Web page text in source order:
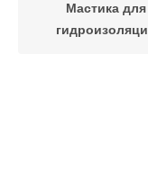
Мастика для